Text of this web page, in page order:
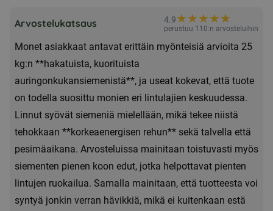
25kg
määrä
Arvostelukatsaus 4.9★★★★★
★
perustuu 110:n arvosteluihin
Monet asiakkaat antavat erittäin myönteisiä arvioita 25
kg:n **hakatuista, kuorituista
auringonkukansiemenistä**, ja useat kokevat, että tuote
on todella suosittu monien eri lintulajien keskuudessa.
Linnut syövät siemeniä mielellään, mikä tekee niistä
tehokkaan **korkeaenergisen rehun** sekä talvella että
pesimäaikana. Arvosteluissa mainitaan toistuvasti myös
siementen pienen koon edut, jotka helpottavat pienten
lintujen ruokailua. Samalla mainitaan, että tuotteesta voi
syntyä jonkin verran hävikkiä, mikä ei kuitenkaan estä